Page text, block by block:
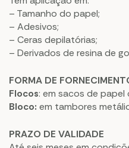
– Tamanho do papel;
– Adesivos;
– Ceras depilatórias;
– Derivados de resina de
FORMA DE
Flocos: em sacos de
Bloco: em tambores
PRAZO DE VALIDADE